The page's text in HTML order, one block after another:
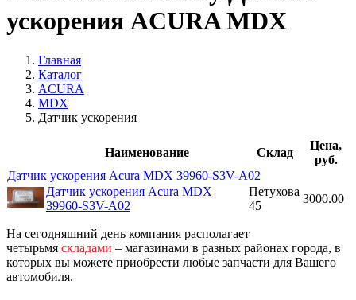
ускорения ACURA MDX
Главная
Каталог
ACURA
MDX
Датчик ускорения
Наименование Склад
Цена,
руб.
Датчик ускорения Acura MDX 39960-S3V-A02
Датчик ускорения Acura MDX
39960-S3V-A02
Петухова
45
3000.00
На сегодняшний день компания располагает
четырьмя складами – магазинами в разных районах города, в
которых вы можете приобрести любые запчасти для Вашего
автомобиля.